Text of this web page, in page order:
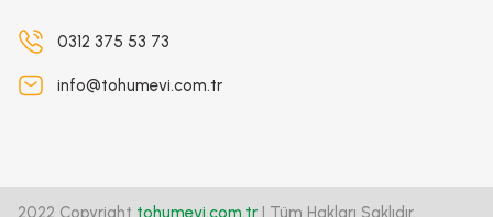
0312 375 53 73
info@tohumevi.com.tr
2022 Copyright tohumevi.com.tr | Tüm Hakları Saklıdır.